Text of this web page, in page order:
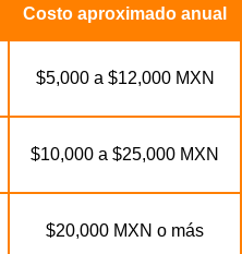
Costo aproximado anual
$5,000 a $12,000 MXN
$10,000 a $25,000 MXN
$20,000 MXN o más